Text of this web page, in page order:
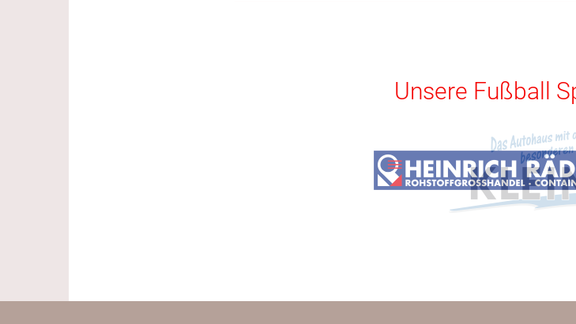
Unsere Fußball